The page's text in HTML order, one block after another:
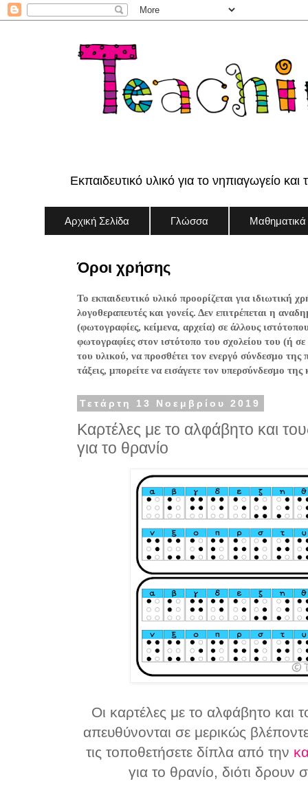
Εκπαιδευτικό υλικό για το νηπιαγωγείο και
Αρχική Σελίδα Γλώσσα Μαθηματικά
Όροι χρήσης
Το εκπαιδευτικό υλικό προορίζεται για ιδιωτική
λογοθεραπευτές και γονείς. Δεν επιτρέπεται η
(φωτογραφίες, κείμενα, αρχεία) σε άλλους
φωτογραφίες στον ιστότοπο του σχολείου του (ή
του υλικού, να προσθέτει τον ενεργό σύνδεσμο
τάξεις, μπορείτε να εισάγετε τον υπερσύνδεσμο
Τετάρτη 13 Νοεμβρίου 2019
Καρτέλες με το αλφάβητο και
για το θρανίο
Οι καρτέλες με το αλφάβητο και
απευθύνονται σε μερικώς
τις τοποθετήσετε δίπλα από την
για το θρανίο, διότι